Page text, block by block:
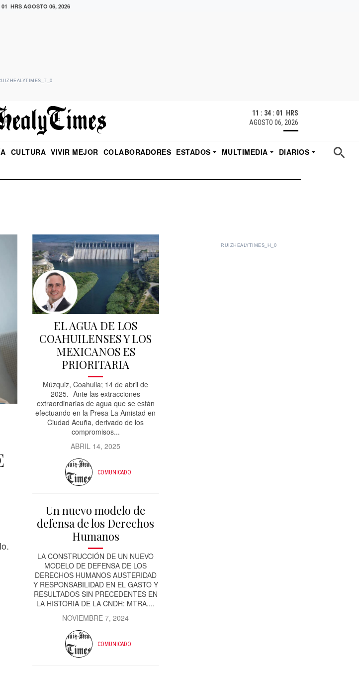
02 HRS AGOSTO 06, 2026
11 : 34 : 02 HRS
AGOSTO 06, 2026
CULTURA VIVIR MEJOR COLABORADORES ESTADOS MULTIMEDIA
DIARIOS
EL AGUA DE LOS
COAHUILENSES Y LOS
MEXICANOS ES
PRIORITARIA
Múzquiz, Coahuila; 14 de abril de
2025.- Ante las extracciones
extraordinarias de agua que se están
efectuando en la Presa La Amistad en
Ciudad Acuña, derivado de los
compromisos...
ABRIL 14, 2025
COMUNICADO
Un nuevo modelo de
defensa de los Derechos
Humanos
LA CONSTRUCCIÓN DE UN NUEVO
MODELO DE DEFENSA DE LOS
DERECHOS HUMANOS AUSTERIDAD
Y RESPONSABILIDAD EN EL GASTO Y
RESULTADOS SIN PRECEDENTES EN
LA HISTORIA DE LA CNDH: MTRA....
NOVIEMBRE 7, 2024
COMUNICADO
RUIZHEALYTIMES_H_0